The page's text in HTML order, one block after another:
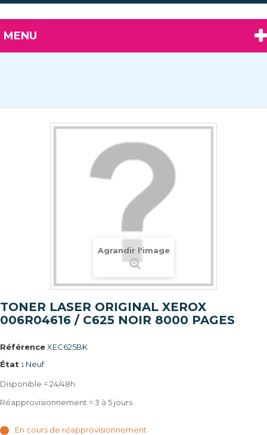
MENU
Agrandir l'image
TONER LASER ORIGINAL XEROX
006R04616 / C625 NOIR 8000 PAGES
RéférenceXEC625BK
État : Neuf
Disponible = 24/48h
Réapprovisionnement = 3 à 5 jours
En cours de réapprovisionnement